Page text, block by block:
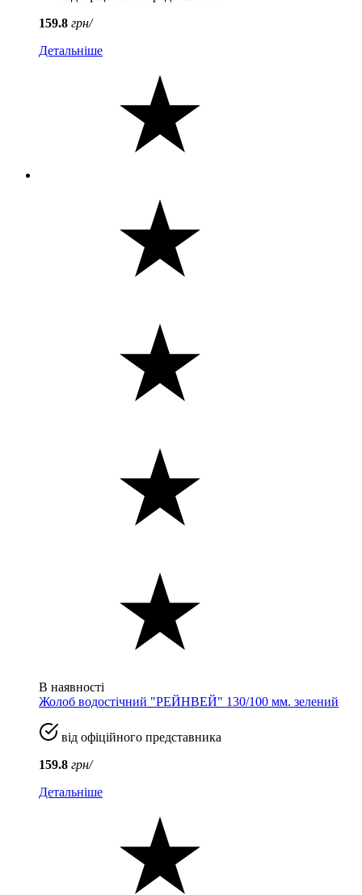
159.8 грн/
Детальніше
В наявності
Жолоб водостічний "РЕЙНВЕЙ" 130/100 мм. зелений
від офіційного представника
159.8 грн/
Детальніше